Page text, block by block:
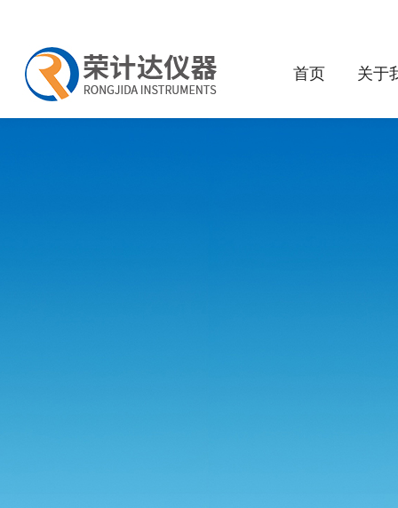
首页 关于